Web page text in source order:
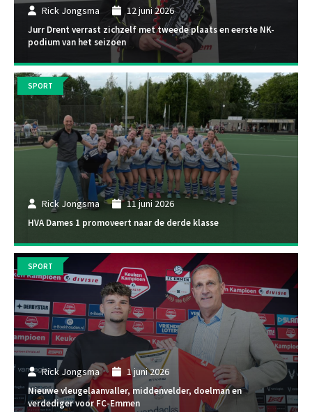
Rick Jongsma 12 juni 2026
Jurr Drent verrast zichzelf met tweede plaats en eerste NK-
podium van het seizoen
Rick Jongsma 11 juni 2026
HVA Dames 1 promoveert naar de derde klasse
SPORT
Rick Jongsma 1 juni 2026
Nieuwe vleugelaanvaller, middenvelder, doelman en
verdediger voor FC-Emmen
SPORT